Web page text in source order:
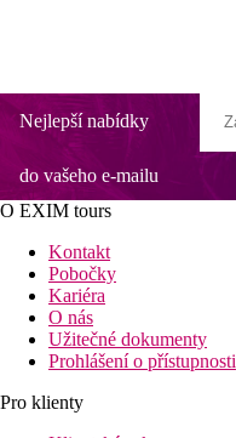
Nejlepší nabídky
do vašeho e-mailu
O EXIM tours
Kontakt
Pobočky
Kariéra
O nás
Užitečné dokumenty
Prohlášení o přístupnosti
Pro klienty